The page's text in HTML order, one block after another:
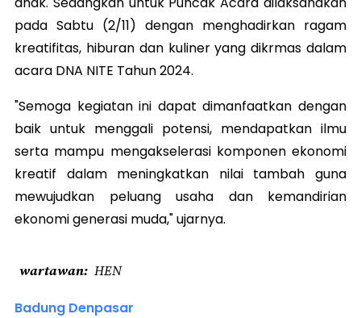
pada Sabtu (2/11) dengan menghadirkan ragam
kreatifitas, hiburan dan kuliner yang dikrmas dalam
acara DNA NITE Tahun 2024.
"Semoga kegiatan ini dapat dimanfaatkan dengan
baik untuk menggali potensi, mendapatkan ilmu
serta mampu mengakselerasi komponen ekonomi
kreatif dalam meningkatkan nilai tambah guna
mewujudkan peluang usaha dan kemandirian
ekonomi generasi muda," ujarnya.
wartawan HEN
Badung Denpasar